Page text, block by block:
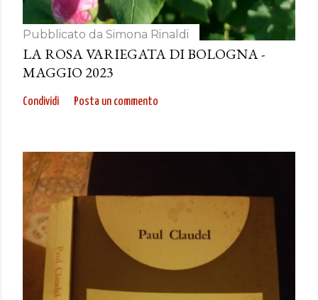
Pubblicato da Simona Rinaldi
LA ROSA VARIEGATA DI BOLOGNA -
MAGGIO 2023
Condividi Posta un commento